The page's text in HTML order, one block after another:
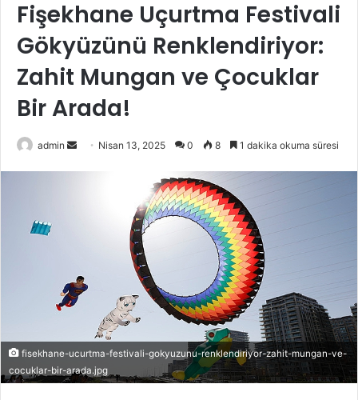
Fişekhane Uçurtma Festivali
Gökyüzünü Renklendiriyor:
Zahit Mungan ve Çocuklar
Bir Arada!
admin
s
t
ö
n
Nisan 13, 2025 0 8 1 dakika okuma süresi
fisekhane-ucurtma-festivali-gokyuzunu-renklendiriyor-zahit-mungan-ve-
cocuklar-bir-arada.jpg